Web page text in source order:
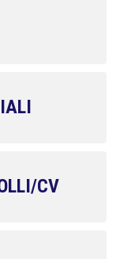
CV